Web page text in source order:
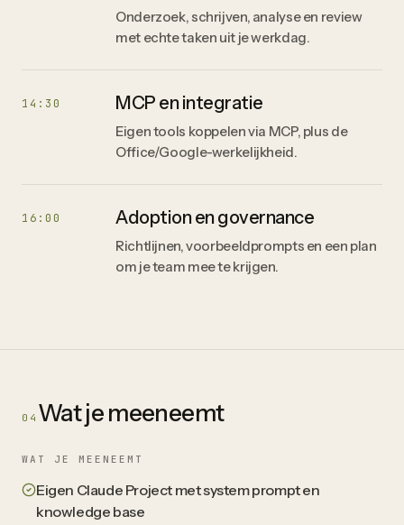
Onderzoek, schrijven, analyse en review
met echte taken uit je werkdag.
14:30 MCP en integratie
Eigen tools koppelen via MCP, plus de
Office/Google-werkelijkheid.
16:00 Adoption en governance
Richtlijnen, voorbeeldprompts en een plan
om je team mee te krijgen.
04 Wat je meeneemt
WAT JE MEENEEMT
Eigen Claude Project met system prompt en
knowledge base